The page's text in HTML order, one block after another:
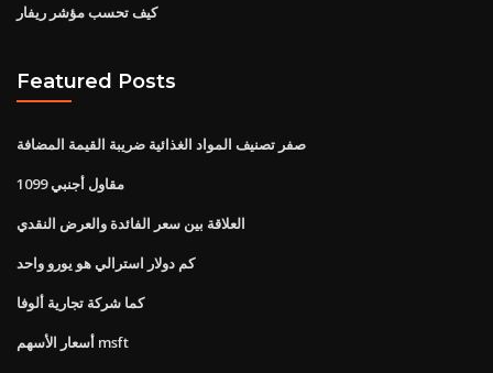
كيف تحسب مؤشر ريفار
Featured Posts
صفر تصنيف المواد الغذائية ضريبة القيمة المضافة
مقاول أجنبي 1099
العلاقة بين سعر الفائدة والعرض النقدي
كم دولار استرالي هو يورو واحد
كما شركة تجارية ألوفا
أسعار الأسهم msft